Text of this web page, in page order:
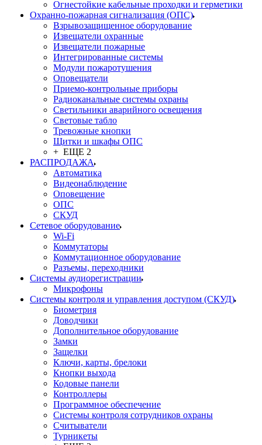
Огнестойкие кабельные проходки и герметики
Охранно-пожарная сигнализация (ОПС)
Взрывозащищенное оборудование
Извещатели охранные
Извещатели пожарные
Интегрированные системы
Модули пожаротушения
Оповещатели
Приемо-контрольные приборы
Радиоканальные системы охраны
Светильники аварийного освещения
Световые табло
Тревожные кнопки
Щитки и шкафы ОПС
+ ЕЩЕ 2
РАСПРОДАЖА
Автоматика
Видеонаблюдение
Оповещение
ОПС
СКУД
Сетевое оборудование
Wi-Fi
Коммутаторы
Коммутационное оборудование
Разъемы, переходники
Системы аудиорегистрации
Микрофоны
Системы контроля и управления доступом (СКУД)
Биометрия
Доводчики
Дополнительное оборудование
Замки
Защелки
Ключи, карты, брелоки
Кнопки выхода
Кодовые панели
Контроллеры
Программное обеспечение
Системы контроля сотрудников охраны
Считыватели
Турникеты